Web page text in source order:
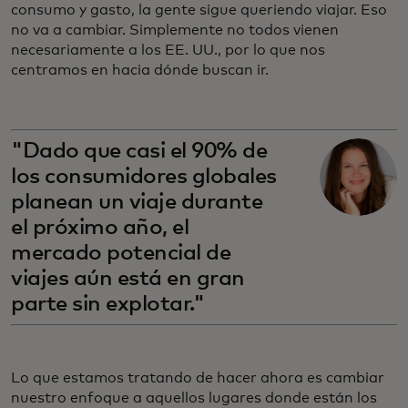
consumo y gasto, la gente sigue queriendo viajar. Eso
no va a cambiar. Simplemente no todos vienen
necesariamente a los EE. UU., por lo que nos
centramos en hacia dónde buscan ir.
"Dado que casi el 90% de
los consumidores globales
planean un viaje durante
el próximo año, el
mercado potencial de
viajes aún está en gran
parte sin explotar."
Lo que estamos tratando de hacer ahora es cambiar
nuestro enfoque a aquellos lugares donde están los